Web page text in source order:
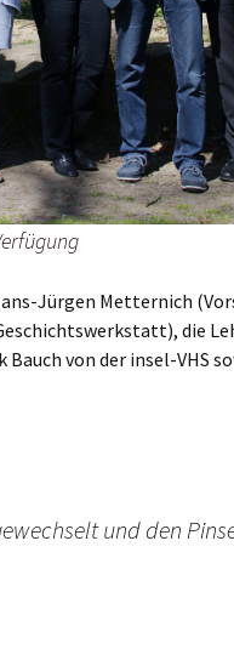
Jürgen Metternich
die
von der insel-VHS
und den